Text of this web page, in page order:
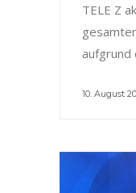
TELE Z
aufgrund
10. August